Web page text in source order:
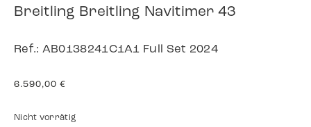
Breitling Breitling Navitimer 43
Ref.: AB0138241C1A1 Full Set 2024
6.590,00 €
Nicht vorrätig